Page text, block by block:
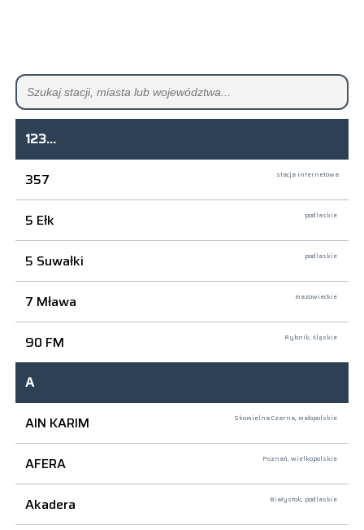
123...
357
stacja internetowa
5 Ełk podlaskie
5 Suwałki podlaskie
7 Mława mazowieckie
90 FM Rybnik, śląskie
A
AIN KARIM
Skomielna Czarna, małopolskie
AFERA Poznań, wielkopolskie
Akadera Białystok, podlaskie